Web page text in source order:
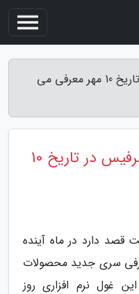
سری جدید محصولات سرفیس در تاریخ 10 مهر معرفی می
سری جدید محصولات سرفیس در تاریخ 10
قصد دارد در ماه آینده
سری جدید محصولات
غول نرم افزاری روز